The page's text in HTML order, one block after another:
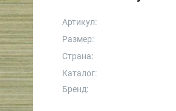
Артикул:
Размер:
Страна:
Каталог:
Бренд: